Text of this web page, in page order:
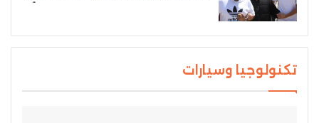
تكنولوجيا وسيارات